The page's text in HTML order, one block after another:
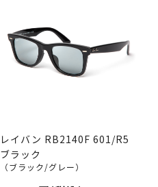
レイバン RB2140F 601/R5
ブラック
（ブラック/グレー）